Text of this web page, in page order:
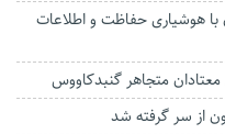
هوشیاری حفاظت و اطلاعات
از سر گرفته شد